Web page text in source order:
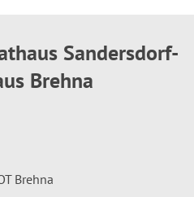
Sandersdorf-
Brehna
Brehna